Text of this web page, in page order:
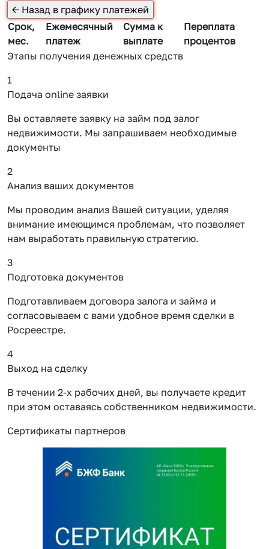
Срок,
мес.
Ежемесячный
платеж
Сумма к
выплате
Переплата
процентов
Этапы получения денежных средств
1
Подача online заявки
Вы оставляете заявку на займ под залог
недвижимости. Мы запрашиваем необходимые
документы
2
Анализ ваших документов
Мы проводим анализ Вашей ситуации, уделяя
внимание имеющимся проблемам, что позволяет
нам выработать правильную стратегию.
3
Подготовка документов
Подготавливаем договора залога и займа и
согласовываем с вами удобное время сделки в
Росреестре.
4
Выход на сделку
В течении 2-х рабочих дней, вы получаете кредит
при этом оставаясь собственником недвижимости.
Сертификаты партнеров